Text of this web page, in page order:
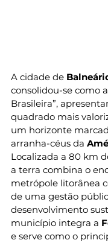
A cidade de
consolidou-se como
Brasileira”,
quadrado mais
um horizonte
arranha-céus da
Localizada a 80 km
a terra combina o
metrópole litorânea
de uma gestão
desenvolvimento
município integra a
e serve como o